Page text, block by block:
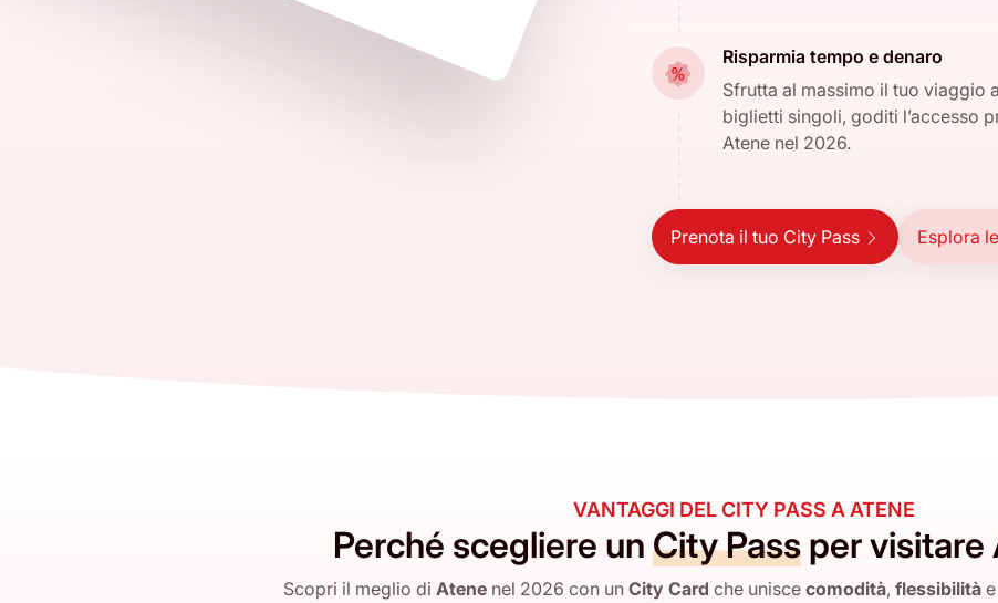
Risparmia tempo e denaro
Sfrutta al massimo il tuo viaggio
biglietti singoli, goditi l’accesso
Atene nel 2026.
Prenota il tuo City Pass Esplora
VANTAGGI DEL CITY PASS A ATENE
Perché scegliere un City Passper
Scopri il meglio di Atenenel 2026 con un City Card che unisce comodità, flessibilitàe